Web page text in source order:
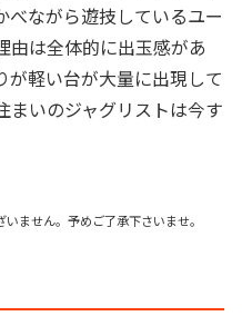
べながら遊技しているユー
由は全体的に出玉感があ
が軽い台が大量に出現して
まいのジャグリストは今す
ません。予めご了承下さいませ。